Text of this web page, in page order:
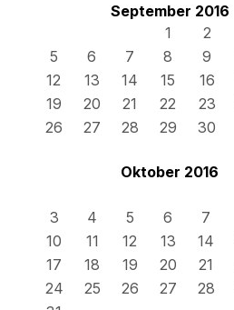
September 2016
1
2
5
6 7 8 9
12
13 14 15 16
19
20 21 22 23
26
27 28 29 30
Oktober 2016
3
4 5 6 7
10
11 12 13 14
17
18 19 20 21
24
25 26 27 28